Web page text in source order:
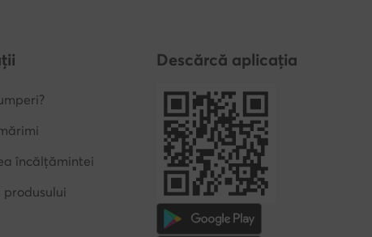
încălțămintei
Descărcă aplicația